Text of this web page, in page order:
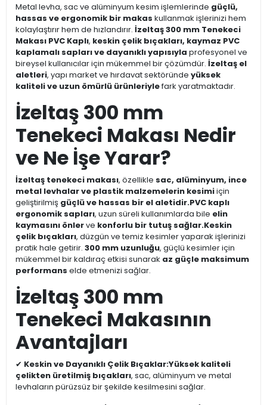
Metal levha, sac ve alüminyum kesim işlemlerinde güçlü,
hassas ve ergonomik bir makas kullanmak işlerinizi hem
kolaylaştırır hem de hızlandırır. İzeltaş 300 mm Tenekeci
Makası PVC Kaplı, keskin çelik bıçakları, kaymaz PVC
kaplamalı sapları ve dayanıklı yapısıyla profesyonel ve
bireysel kullanıcılar için mükemmel bir çözümdür. İzeltaş el
aletleri, yapı market ve hırdavat sektöründe yüksek
kaliteli ve uzun ömürlü ürünleriylefark yaratmaktadır.
İzeltaş 300 mm
Tenekeci Makası Nedir
ve Ne İşe Yarar?
İzeltaş tenekeci makası, özellikle sac, alüminyum, ince
metal levhalar ve plastik malzemelerin kesimiiçin
geliştirilmiş güçlü ve hassas bir el aletidir.PVC kaplı
ergonomik sapları, uzun süreli kullanımlarda bile elin
kaymasını önlerve konforlu bir tutuş sağlar.Keskin
çelik bıçakları, düzgün ve temiz kesimler yaparak işlerinizi
pratik hale getirir. 300 mm uzunluğu, güçlü kesimler için
mükemmel bir kaldıraç etkisi sunarak az güçle maksimum
performans elde etmenizi sağlar.
İzeltaş 300 mm
Tenekeci Makasının
Avantajları
✔ Keskin ve Dayanıklı Çelik Bıçaklar:Yüksek kaliteli
çelikten üretilmiş bıçakları, sac, alüminyum ve metal
levhaların pürüzsüz bir şekilde kesilmesini sağlar.